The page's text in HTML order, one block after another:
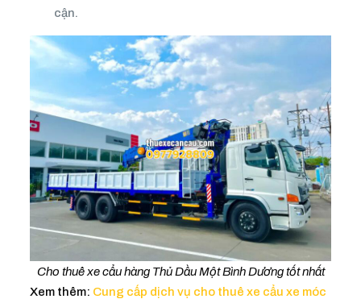
cận.
Cho thuê xe cẩu hàng Thủ Dầu Một Bình Dương tốt nhất
Xem thêm: Cung cấp dịch vụ cho thuê xe cẩu xe móc